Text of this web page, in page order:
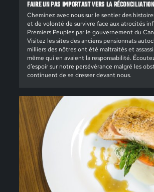
FAIRE UN PAS IMPORTANT VERS LA RÉCONCILIATION
Cheminez avec nous sur le sentier des
et de volonté de survivre face aux atrocités
Premiers Peuples par le gouvernement du
Visitez les sites des anciens pensionnats
milliers des nôtres ont été maltraités et
même qui en avaient la responsabilité.
d’espoir sur notre persévérance malgré les
continuent de se dresser devant nous.